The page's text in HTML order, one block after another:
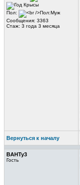
Пол:
Сообщения: 3363
Стаж: 3 года 3 месяца
Вернуться к началу
BAHTy3
Гость